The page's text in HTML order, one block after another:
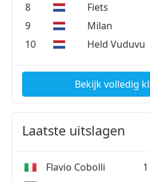
8
Fiets
9
Milan
10
Held Vuduvu
Bekijk volledig
Laatste uitslagen
Flavio Cobolli 1